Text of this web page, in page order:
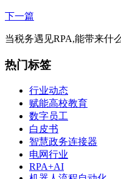
下一篇
当税务遇见RPA,能带来什
热门标签
行业动态
赋能高校教育
数字员工
白皮书
智慧政务连接器
电网行业
RPA+AI